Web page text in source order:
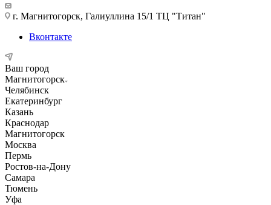
г. Магнитогорск, Галиуллина 15/1 ТЦ "Титан"
Вконтакте
Ваш город
Магнитогорск
Челябинск
Екатеринбург
Казань
Краснодар
Магнитогорск
Москва
Пермь
Ростов-на-Дону
Самара
Тюмень
Уфа